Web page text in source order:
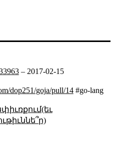
– 2017-02-15
dop251/goja/pull/14#go-lang